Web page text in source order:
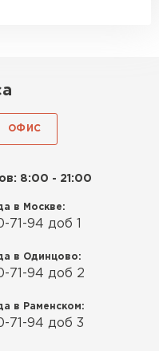
ОФИС
8:00 - 21:00
в Москве:
94 доб 1
в Одинцово:
71-94 доб 2
в Раменском:
71-94 доб 3